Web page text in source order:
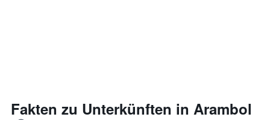
Fakten zu Unterkünften in Arambol